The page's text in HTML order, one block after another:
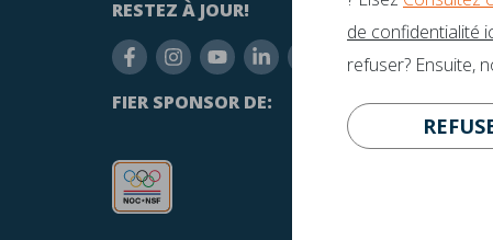
de confidentialité
refuser? Ensuite,
RESTEZ À JOUR!
FIER SPONSOR DE:
AVEZ-